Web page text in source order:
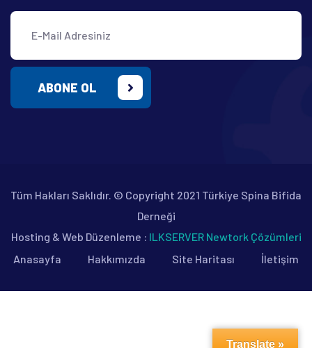
ABONE OL
Tüm Hakları Saklıdır. © Copyright 2021 Türkiye Spina Bifida
Derneği
Hosting & Web Düzenleme : ILKSERVER Newtork Çözümleri
Anasayfa
Hakkımızda Site Haritası İletişim
Translate »